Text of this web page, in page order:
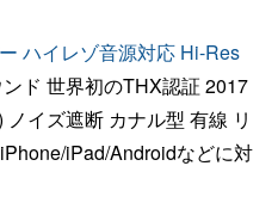
ハイレゾ音源対応 Hi-Res
ド 世界初のTHX認証 2017
イズ遮断 カナル型 有線 リ
iPad/Androidなどに対